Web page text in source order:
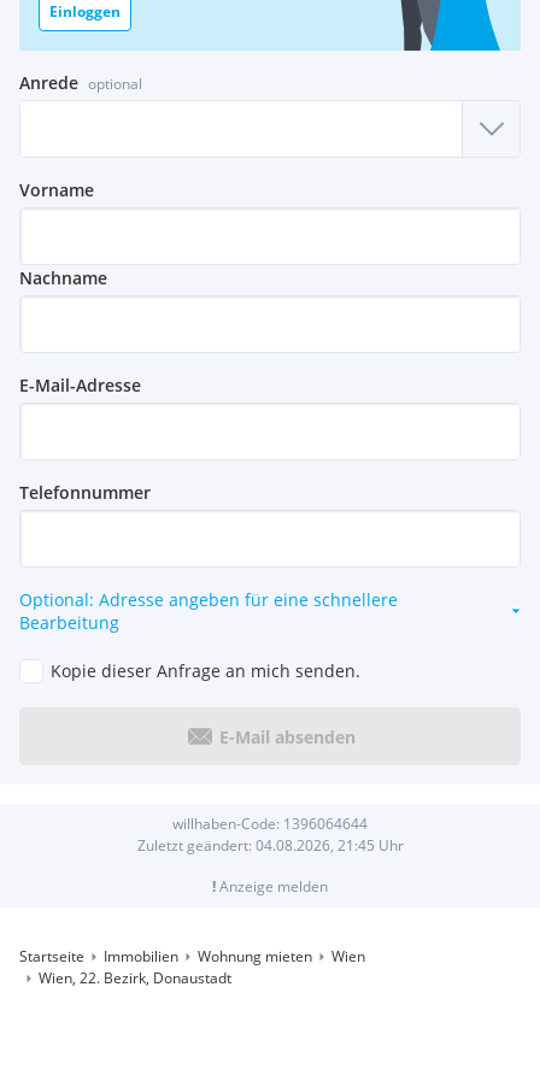
Einloggen
Anrede optional
Vorname
Nachname
E-Mail-Adresse
Telefonnummer
Optional: Adresse angeben für eine schnellere
Bearbeitung
Kopie dieser Anfrage an mich senden.
E-Mail absenden
willhaben-Code: 1396064644
Zuletzt geändert: 04.08.2026, 21:45 Uhr
!Anzeige melden
Startseite Immobilien Wohnung mieten
Wien
Wien, 22. Bezirk, Donaustadt